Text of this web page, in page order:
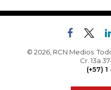
© 2026, RCN Medios.
Cr. 13a
(+57)